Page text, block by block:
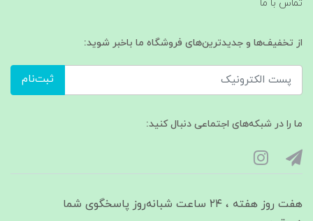
تماس با ما
از تخفیف‌ها و جدیدترین‌های فروشگاه ما باخبر شوید:
ثبت‌نام
ما را در شبکه‌های اجتماعی دنبال کنید:
هفت روز هفته ، ۲۴ ساعت شبانه‌روز پاسخگوی شما